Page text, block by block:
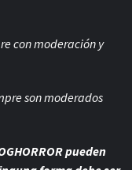
conmoderación y
son moderados
pueden